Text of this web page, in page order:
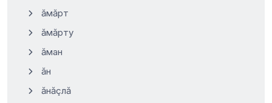
ăмăрт
ăмăрту
ăман
ăн
ăнăçлă